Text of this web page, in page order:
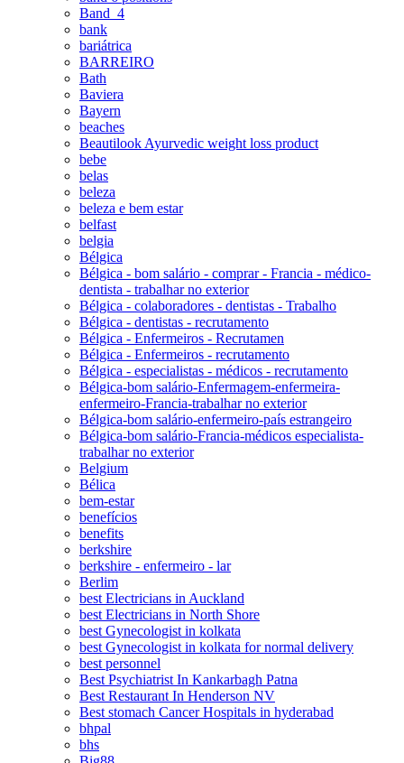
Band_4
bank
bariátrica
BARREIRO
Bath
Baviera
Bayern
beaches
Beautilook Ayurvedic weight loss product
bebe
belas
beleza
beleza e bem estar
belfast
belgia
Bélgica
Bélgica - bom salário - comprar - Francia - médico-
dentista - trabalhar no exterior
Bélgica - colaboradores - dentistas - Trabalho
Bélgica - dentistas - recrutamento
Bélgica - Enfermeiros - Recrutamen
Bélgica - Enfermeiros - recrutamento
Bélgica - especialistas - médicos - recrutamento
Bélgica-bom salário-Enfermagem-enfermeira-
enfermeiro-Francia-trabalhar no exterior
Bélgica-bom salário-enfermeiro-país estrangeiro
Bélgica-bom salário-Francia-médicos especialista-
trabalhar no exterior
Belgium
Bélica
bem-estar
benefícios
benefits
berkshire
berkshire - enfermeiro - lar
Berlim
best Electricians in Auckland
best Electricians in North Shore
best Gynecologist in kolkata
best Gynecologist in kolkata for normal delivery
best personnel
Best Psychiatrist In Kankarbagh Patna
Best Restaurant In Henderson NV
Best stomach Cancer Hospitals in hyderabad
bhpal
bhs